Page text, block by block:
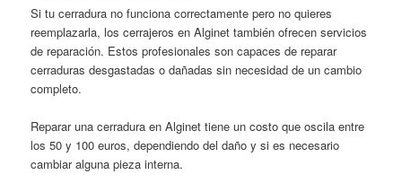
Si tu cerradura no funciona correctamente pero no quieres
reemplazarla, los cerrajeros en Alginet también ofrecen servicios
de reparación. Estos profesionales son capaces de reparar
cerraduras desgastadas o dañadas sin necesidad de un cambio
completo.
Reparar una cerradura en Alginet tiene un costo que oscila entre
los 50 y 100 euros, dependiendo del daño y si es necesario
cambiar alguna pieza interna.